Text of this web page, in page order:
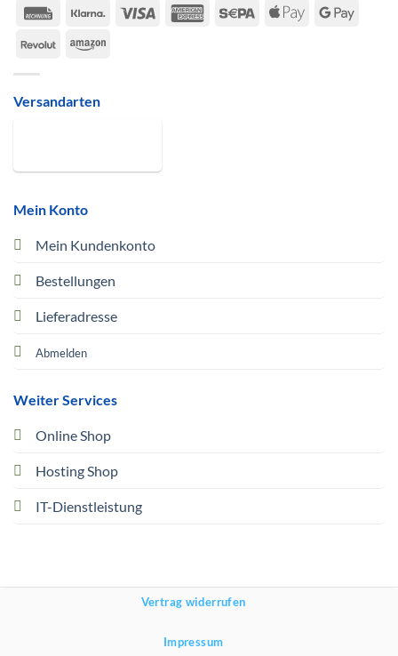
Mein Konto
Mein Kundenkonto
Bestellungen
Lieferadresse
Abmelden
Weiter Services
Online Shop
Hosting Shop
IT-Dienstleistung
Rechung
Klarna Visa
American Sepa
Apple
Google
RevolutAmazon
Versandarten
Vertrag widerrufen
Impressum